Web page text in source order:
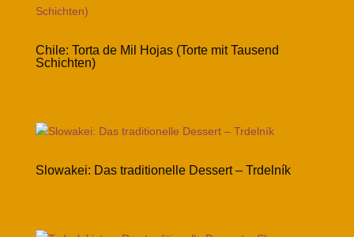
Chile: Torta de Mil Hojas (Torte mit Tausend
Schichten)
Slowakei: Das traditionelle Dessert – Trdelník